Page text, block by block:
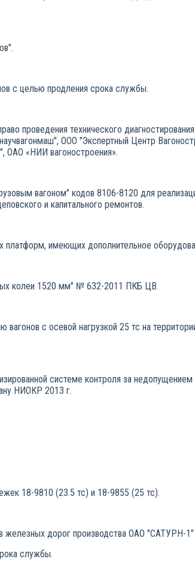
с целью продления срока службы.
проведения технического
ООО "Экспертный Центр
ОАО «НИИ вагоностроения».
вагоном" кодов 8106-8120 для
и капитального ремонтов.
имеющих дополнительное
колеи 1520 мм" № 632-2011 ПКБ ЦВ.
с осевой нагрузкой 25 тс на
системе контроля за недопущением
НИОКР 2013 г.
18-9810 (23.5 тс) и 18-9855 (25 тс).
железных дорог производства ОАО "САТУРН-
службы.